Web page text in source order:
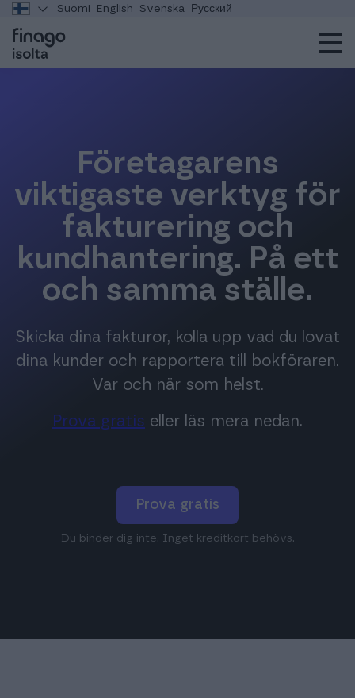
Suomi English Svenska Русский
Företagarens
viktigaste verktyg för
fakturering och
kundhantering. På ett
och samma ställe.
Skicka dina fakturor, kolla upp vad du lovat
dina kunder och rapportera till bokföraren.
Var och när som helst.
Prova gratis eller läs mera nedan.
Prova gratis
Du binder dig inte. Inget kreditkort behövs.